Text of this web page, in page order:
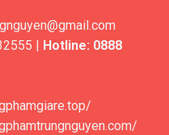
| Hotline: 0888